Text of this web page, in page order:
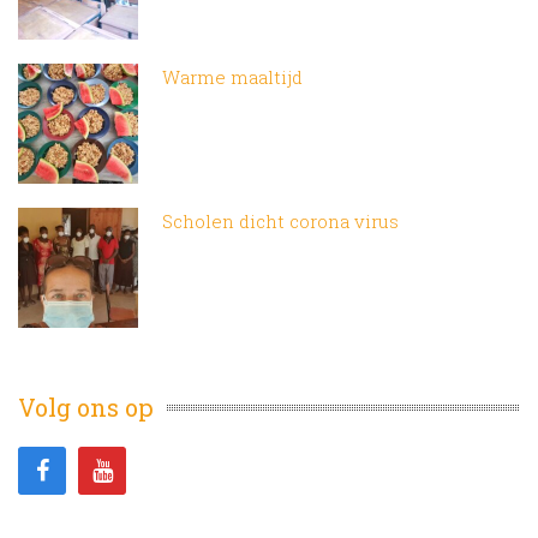
Warme maaltijd
Scholen dicht corona virus
Volg ons op